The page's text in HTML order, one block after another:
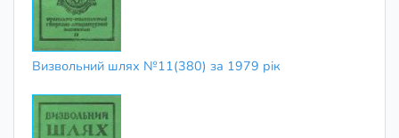
Визвольний шлях №11(380) за 1979 рік